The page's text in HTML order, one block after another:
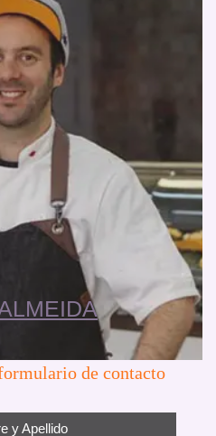
de contacto
y Apellido